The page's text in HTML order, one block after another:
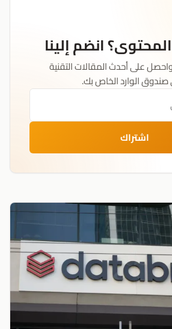
انضم إلينا
على أحدث المقالات التقنية
الوارد الخاص بك.
اشتراك